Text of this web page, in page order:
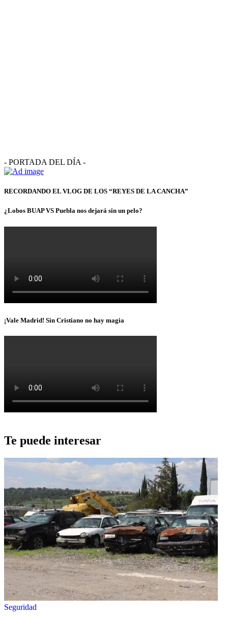
- PORTADA DEL DÍA -
RECORDANDO EL VLOG DE LOS “REYES DE LA CANCHA”
¿Lobos BUAP VS Puebla nos dejará sin un pelo?
¡Vale Madrid! Sin Cristiano no hay magia
Te puede interesar
Seguridad